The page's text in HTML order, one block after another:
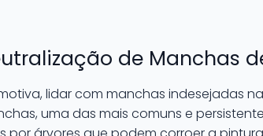
de Manchas
lidar com manchas indesejadas
uma das mais comuns e